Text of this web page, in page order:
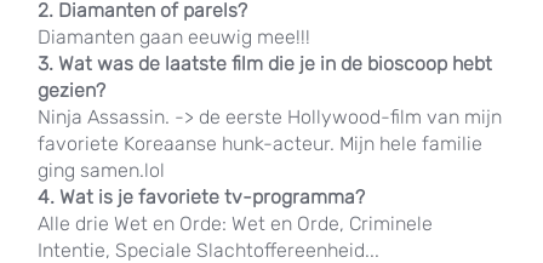
2. Diamanten of parels?
Diamanten gaan eeuwig mee!!!
3. Wat was de laatste film die je in de bioscoop hebt
gezien?
Ninja Assassin. -> de eerste Hollywood-film van mijn
favoriete Koreaanse hunk-acteur. Mijn hele familie
ging samen.lol
4. Wat is je favoriete tv-programma?
Alle drie Wet en Orde: Wet en Orde, Criminele
Intentie, Speciale Slachtoffereenheid...